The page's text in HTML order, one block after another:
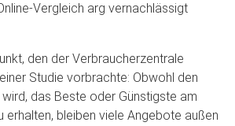
Vergleich arg vernachlässigt
den der Verbraucherzentrale
Studie vorbrachte: Obwohl den
das Beste oder Günstigste am
erhalten, bleiben viele Angebote außen